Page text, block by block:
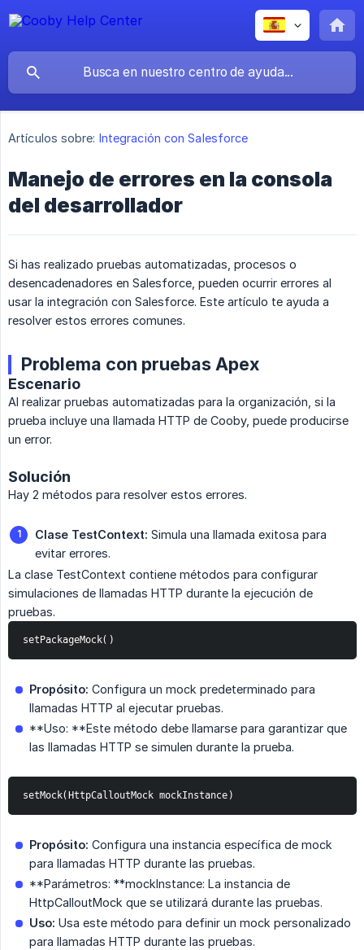
Artículos sobre: Integración con Salesforce
Manejo de errores en la consola
del desarrollador
Si has realizado pruebas automatizadas, procesos o
desencadenadores en Salesforce, pueden ocurrir errores al
usar la integración con Salesforce. Este artículo te ayuda a
resolver estos errores comunes.
Problema con pruebas Apex
Escenario
Al realizar pruebas automatizadas para la organización, si la
prueba incluye una llamada HTTP de Cooby, puede producirse
un error.
Solución
Hay 2 métodos para resolver estos errores.
Clase TestContext: Simula una llamada exitosa para
evitar errores.
La clase TestContext contiene métodos para configurar
simulaciones de llamadas HTTP durante la ejecución de
pruebas.
setPackageMock()
Propósito: Configura un mock predeterminado para
llamadas HTTP al ejecutar pruebas.
**Uso: **Este método debe llamarse para garantizar que
las llamadas HTTP se simulen durante la prueba.
setMock(HttpCalloutMock mockInstance)
Propósito: Configura una instancia específica de mock
para llamadas HTTP durante las pruebas.
**Parámetros: **mockInstance: La instancia de
HttpCalloutMock que se utilizará durante las pruebas.
Uso: Usa este método para definir un mock personalizado
para llamadas HTTP durante las pruebas.